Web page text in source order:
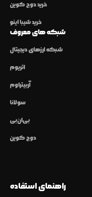
خرید دوج کوین
خرید شیبا اینو
شبکه های معروف
شبکه ارزهای دیجیتال
اتریوم
آربیتراوم
سولانا
بی‌ان‌بی
دوج کوین
راهنمای استفاده